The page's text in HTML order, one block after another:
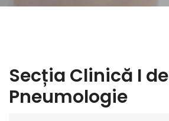
Secția Clinică I de
Pneumologie